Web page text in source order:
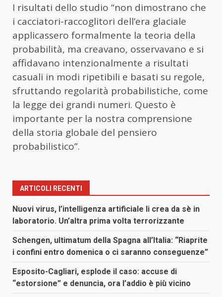
I risultati dello studio “non dimostrano che
i cacciatori-raccoglitori dell’era glaciale
applicassero formalmente la teoria della
probabilità, ma creavano, osservavano e si
affidavano intenzionalmente a risultati
casuali in modi ripetibili e basati su regole,
sfruttando regolarità probabilistiche, come
la legge dei grandi numeri. Questo è
importante per la nostra comprensione
della storia globale del pensiero
probabilistico”.
ARTICOLI RECENTI
Nuovi virus, l’intelligenza artificiale li crea da sè in
laboratorio. Un’altra prima volta terrorizzante
Schengen, ultimatum della Spagna all’Italia: “Riaprite
i confini entro domenica o ci saranno conseguenze”
Esposito-Cagliari, esplode il caso: accuse di
“estorsione” e denuncia, ora l’addio è più vicino